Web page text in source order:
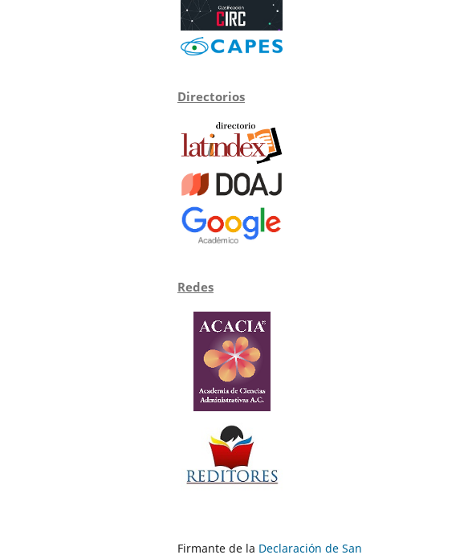
Directorios
Redes
Firmante de la Declaración de San